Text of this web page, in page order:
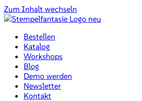
Zum Inhalt wechseln
Bestellen
Katalog
Workshops
Blog
Demo werden
Newsletter
Kontakt